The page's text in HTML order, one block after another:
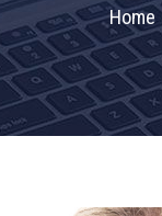
Home